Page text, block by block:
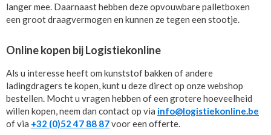
langer mee. Daarnaast hebben deze opvouwbare palletboxen
een groot draagvermogen en kunnen ze tegen een stootje.
Online kopen bij Logistiekonline
Als u interesse heeft om kunststof bakken of andere
ladingdragers te kopen, kunt u deze direct op onze webshop
bestellen. Mocht u vragen hebben of een grotere hoeveelheid
willen kopen, neem dan contact op via info@logistiekonline.be
of via +32 (0)52 47 88 87voor een offerte.